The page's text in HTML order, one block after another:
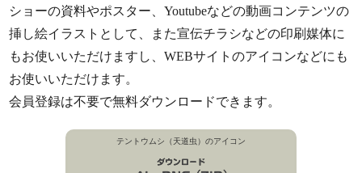
ショーの資料やポスター、Youtubeなどの動画コンテンツの
挿し絵イラストとして、また宣伝チラシなどの印刷媒体に
もお使いいただけますし、WEBサイトのアイコンなどにも
お使いいただけます。
会員登録は不要で無料ダウンロードできます。
テントウムシ（天道虫）のアイコン